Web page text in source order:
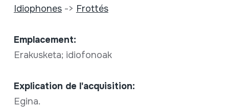
Idiophones-> Frottés
Emplacement:
Erakusketa; idiofonoak
Explication de l'acquisition:
Egina.